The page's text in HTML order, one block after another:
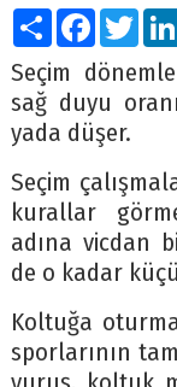
Paylaş
Seçim
sağ duyu
yada düşer.
Seçim
kurallar
adına vicdan
de o kadar
Koltuğa
sporlarının